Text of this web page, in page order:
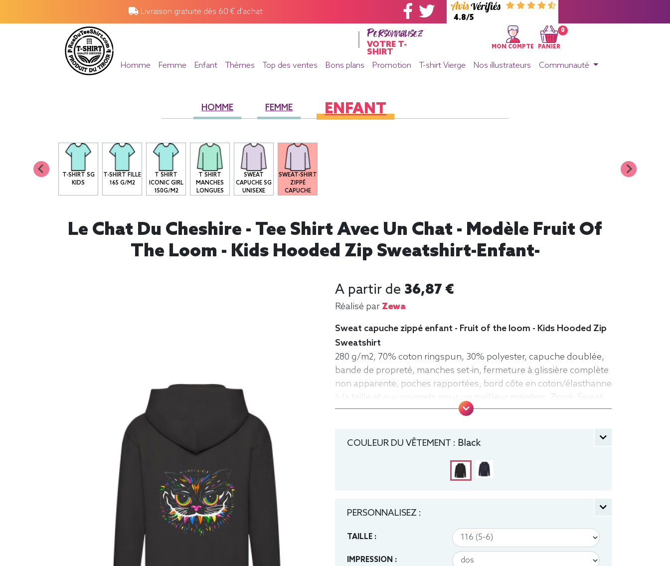
Livraison gratuite dès 60 € d'achat
4.8/5
Personnalisez
VOTRE T-
SHIRT
MON COMPTE
0
PANIER
Homme Femme Enfant Thèmes Top des ventes Bons plans Promotion T-shirt Vierge Nos illustrateurs Communauté
HOMME FEMME ENFANT
T-SHIRT SG
KIDS
T-SHIRT FILLE
165 G/M2
T SHIRT
ICONIC GIRL
150G/M2
T SHIRT
MANCHES
LONGUES
SWEAT
CAPUCHE SG
UNISEXE
SWEAT-SHIRT
ZIPPÉ
CAPUCHE
Le Chat Du Cheshire - Tee Shirt Avec Un Chat - Modèle Fruit Of
The Loom - Kids Hooded Zip Sweatshirt-Enfant-
A partir de 36,87 €
Réalisé parZewa
Sweat capuche zippé enfant - Fruit of the loom - Kids Hooded Zip
Sweatshirt
280 g/m2, 70% coton ringspun, 30% polyester, capuche doublée,
bande de propreté, manches set-in, fermeture à glissière complète
non apparente, poches rapportées, bord côte en coton/élasthanne
à la taille et aux poignets pour un meilleur maintien. Zippé, Sweat,
manche longue, Hiver, Fruit of the loom, Enfant, Capuche
COULEUR DU VÊTEMENT : Black
PERSONNALISEZ :
TAILLE :
IMPRESSION :